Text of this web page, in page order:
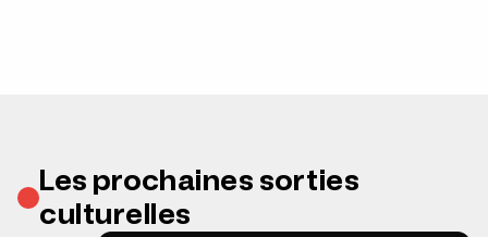
Les prochaines sorties
culturelles